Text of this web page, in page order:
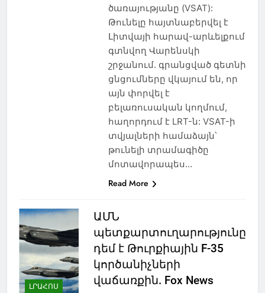
ծառայությանը (VSAT):
Թունելը հայտնաբերվել է
Լիտվայի հարավ-արևելքում
գտնվող Վարենսկի
շրջանում. գրանցված գետնի
ցնցումները վկայում են, որ
այն փորվել է
բելառուսական կողմում,
հաղորդում է LRT-ն: VSAT-ի
տվյալների համաձայն՝
թունելի տրամագիծը
մոտավորապես…
Read More
ԼՐԱՀՈՍ
ԱՄՆ
պետքարտուղարությունը
դեմ է Թուրքիային F-35
կործանիչների
վաճառքին. Fox News